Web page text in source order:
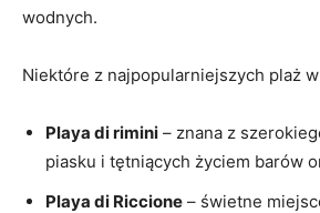
wodnych.
Niektóre ​z najpopularniejszych plaż
Playa di rimini – znana z
piasku i tętniących życiem barów​
Playa di Riccione – świetne